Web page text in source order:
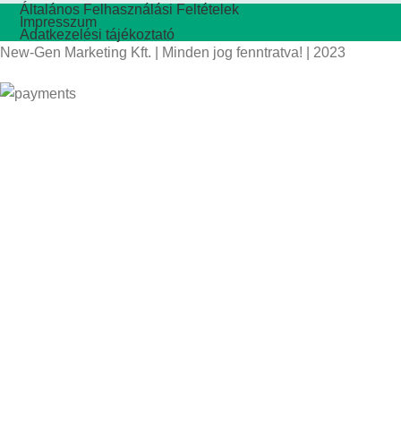
Általános Felhasználási Feltételek
Impresszum
Adatkezelési tájékoztató
New-Gen Marketing Kft. | Minden jog fenntratva! | 2023